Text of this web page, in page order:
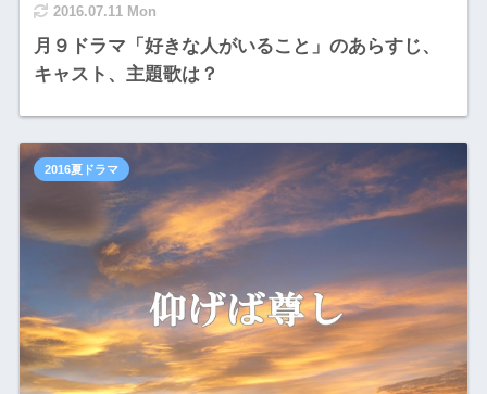
2016.07.11 Mon
月９ドラマ「好きな人がいること」のあらすじ、
キャスト、主題歌は？
2016夏ドラマ